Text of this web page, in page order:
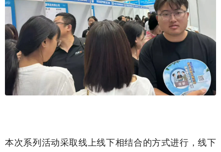
本次系列活动采取线上线下相结合的方式进行，线下